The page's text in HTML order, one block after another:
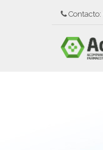
Contacto: